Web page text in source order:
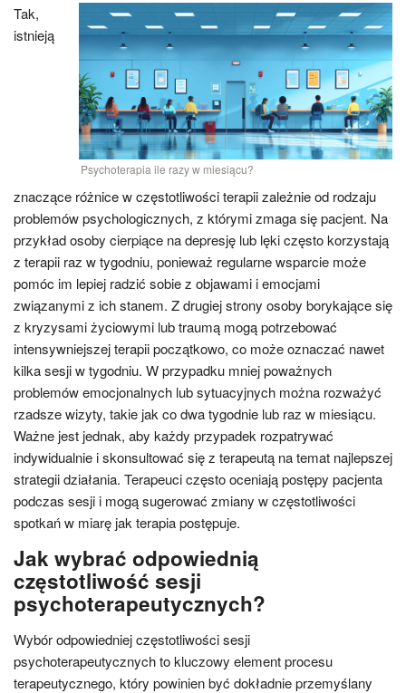
Psychoterapia ile razy w miesiącu?
Tak,
istnieją
znaczące różnice w częstotliwości terapii zależnie od rodzaju
problemów psychologicznych, z którymi zmaga się pacjent. Na
przykład osoby cierpiące na depresję lub lęki często korzystają
z terapii raz w tygodniu, ponieważ regularne wsparcie może
pomóc im lepiej radzić sobie z objawami i emocjami
związanymi z ich stanem. Z drugiej strony osoby borykające się
z kryzysami życiowymi lub traumą mogą potrzebować
intensywniejszej terapii początkowo, co może oznaczać nawet
kilka sesji w tygodniu. W przypadku mniej poważnych
problemów emocjonalnych lub sytuacyjnych można rozważyć
rzadsze wizyty, takie jak co dwa tygodnie lub raz w miesiącu.
Ważne jest jednak, aby każdy przypadek rozpatrywać
indywidualnie i skonsultować się z terapeutą na temat najlepszej
strategii działania. Terapeuci często oceniają postępy pacjenta
podczas sesji i mogą sugerować zmiany w częstotliwości
spotkań w miarę jak terapia postępuje.
Jak wybrać odpowiednią
częstotliwość sesji
psychoterapeutycznych?
Wybór odpowiedniej częstotliwości sesji
psychoterapeutycznych to kluczowy element procesu
terapeutycznego, który powinien być dokładnie przemyślany